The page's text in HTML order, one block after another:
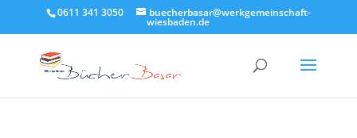
0611 341 3050 buecherbasar@werkgemeinschaft-
wiesbaden.de